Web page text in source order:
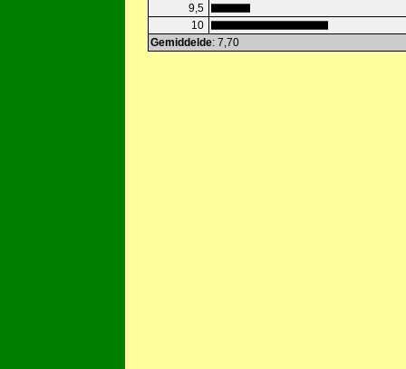
9,5
10
Gemiddelde: 7,70